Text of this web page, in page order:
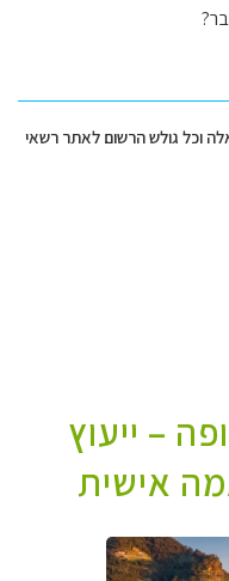
וכל גולש הרשום לאתר רשאי
– ייעוץ
אישית